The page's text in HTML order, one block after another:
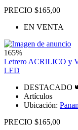
PRECIO $165,00
EN VENTA
165%
Letrero ACRILICO y
LED
DESTACADO
Artículos
Ubicación:
PRECIO $165,00